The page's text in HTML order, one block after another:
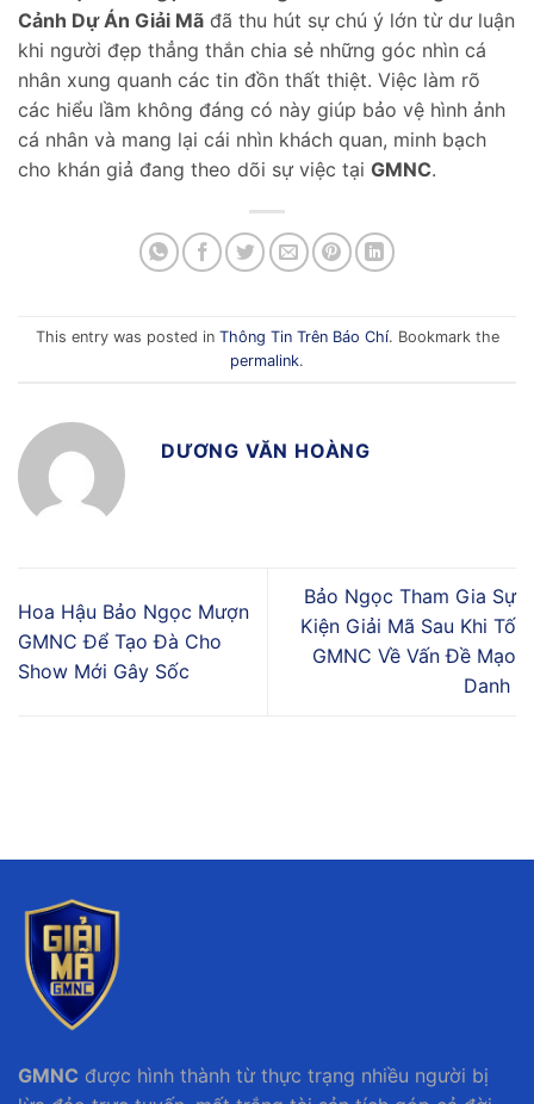
Cảnh Dự Án Giải Mã đã thu hút sự chú ý lớn từ dư luận
khi người đẹp thẳng thắn chia sẻ những góc nhìn cá
nhân xung quanh các tin đồn thất thiệt. Việc làm rõ
các hiểu lầm không đáng có này giúp bảo vệ hình ảnh
cá nhân và mang lại cái nhìn khách quan, minh bạch
cho khán giả đang theo dõi sự việc tại GMNC.
This entry was posted in Thông Tin Trên Báo Chí. Bookmark the
permalink.
DƯƠNG VĂN HOÀNG
Hoa Hậu Bảo Ngọc Mượn
GMNC Để Tạo Đà Cho
Show Mới Gây Sốc
Bảo Ngọc Tham Gia Sự
Kiện Giải Mã Sau Khi Tố
GMNC Về Vấn Đề Mạo
Danh
GMNC được hình thành từ thực trạng nhiều người bị